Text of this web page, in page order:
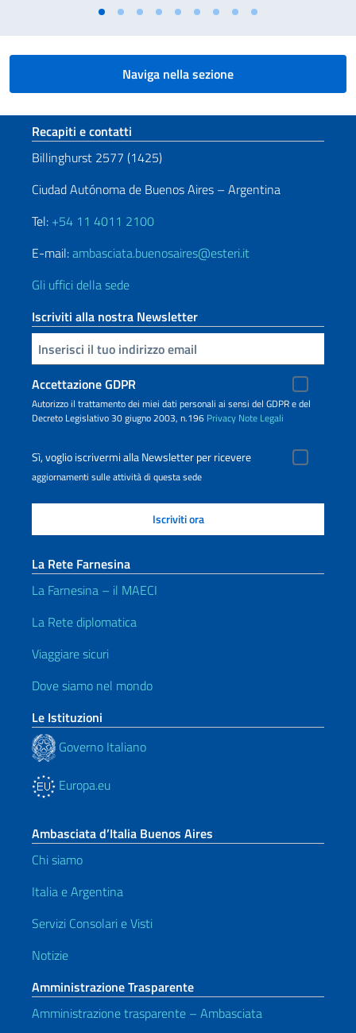
Naviga nella sezione
Sezione footer
Recapiti e contatti
Billinghurst 2577 (1425)
Ciudad Autónoma de Buenos Aires – Argentina
Tel: +54 11 4011 2100
E-mail:ambasciata.buenosaires@esteri.it
Gli uffici della sede
Iscriviti alla nostra Newsletter
Inserisci la tua email
Accettazione GDPR
Autorizzo il trattamento dei miei dati personali ai sensi del GDPR e del
Decreto Legislativo 30 giugno 2003, n.196 Privacy Note Legali
Sì, voglio iscrivermi alla Newsletter per ricevere
aggiornamenti sulle attività di questa sede
La Rete Farnesina
La Farnesina – il MAECI
La Rete diplomatica
Viaggiare sicuri
Dove siamo nel mondo
Le Istituzioni
Governo Italiano
Europa.eu
Ambasciata d’Italia Buenos Aires
Chi siamo
Italia e Argentina
Servizi Consolari e Visti
Notizie
Amministrazione Trasparente
Amministrazione trasparente – Ambasciata